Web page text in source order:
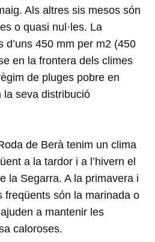
Als altres sis mesos són
o quasi nul·les. La
d’uns 450 mm per m2 (450
en la frontera dels climes
de pluges pobre en
la seva distribució
de Berà tenim un clima
a la tardor i a l’hivern el
la Segarra. A la primavera i
freqüents són la marinada o
a mantenir les
caloroses.